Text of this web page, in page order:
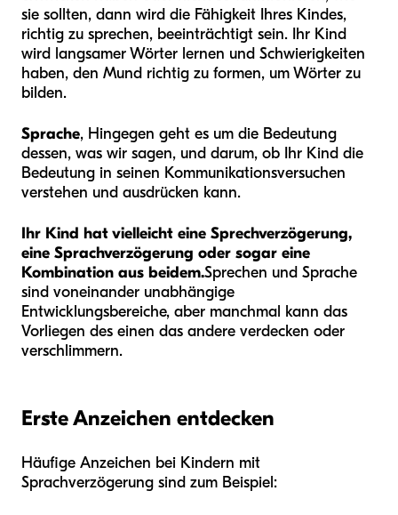
sie sollten, dann wird die Fähigkeit Ihres Kindes,
richtig zu sprechen, beeinträchtigt sein. Ihr Kind
wird langsamer Wörter lernen und Schwierigkeiten
haben, den Mund richtig zu formen, um Wörter zu
bilden.
Sprache, Hingegen geht es um die Bedeutung
dessen, was wir sagen, und darum, ob Ihr Kind die
Bedeutung in seinen Kommunikationsversuchen
verstehen und ausdrücken kann.
Ihr Kind hat vielleicht eine Sprechverzögerung,
eine Sprachverzögerung oder sogar eine
Kombination aus beidem.Sprechen und Sprache
sind voneinander unabhängige
Entwicklungsbereiche, aber manchmal kann das
Vorliegen des einen das andere verdecken oder
verschlimmern.
Erste Anzeichen entdecken
Häufige Anzeichen bei Kindern mit
Sprachverzögerung sind zum Beispiel: